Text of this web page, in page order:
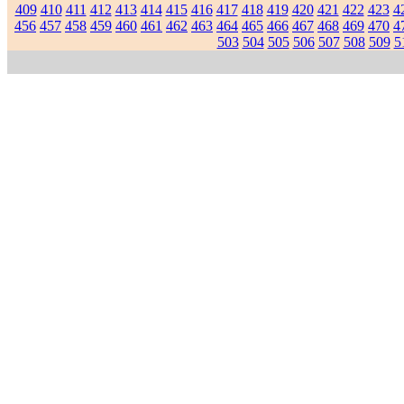
409 410 411 412 413 414 415 416 417 418 419 420 421 422 423
456 457 458 459 460 461 462 463 464 465 466 467 468 469 470
503 504 505 506 507 508 509